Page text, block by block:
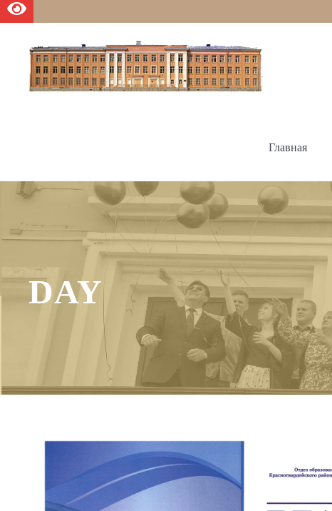
Главная
DAY